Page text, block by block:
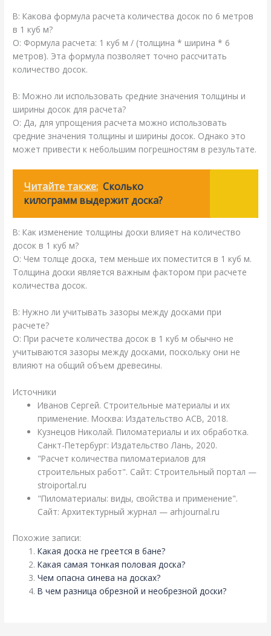
В: Какова формула расчета количества досок по 6 метров
в 1 куб м?
О: Формула расчета: 1 куб м / (толщина * ширина * 6
метров). Эта формула позволяет точно рассчитать
количество досок.
В: Можно ли использовать средние значения толщины и
ширины досок для расчета?
О: Да, для упрощения расчета можно использовать
средние значения толщины и ширины досок. Однако это
может привести к небольшим погрешностям в результате.
Читайте также: Сколько
килограмм выдержит доска?
В: Как изменение толщины доски влияет на количество
досок в 1 куб м?
О: Чем толще доска, тем меньше их поместится в 1 куб м.
Толщина доски является важным фактором при расчете
количества досок.
В: Нужно ли учитывать зазоры между досками при
расчете?
О: При расчете количества досок в 1 куб м обычно не
учитываются зазоры между досками, поскольку они не
влияют на общий объем древесины.
Источники
Иванов Сергей. Строительные материалы и их
применение. Москва: Издательство АСВ, 2018.
Кузнецов Николай. Пиломатериалы и их обработка.
Санкт-Петербург: Издательство Лань, 2020.
"Расчет количества пиломатериалов для
строительных работ". Сайт: Строительный портал —
stroiportal.ru
"Пиломатериалы: виды, свойства и применение".
Сайт: Архитектурный журнал — arhjournal.ru
Похожие записи:
Какая доска не греется в бане?
Какая самая тонкая половая доска?
Чем опасна синева на досках?
В чем разница обрезной и необрезной доски?